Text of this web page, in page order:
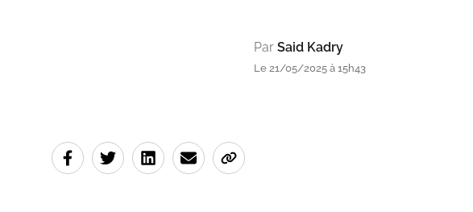
Par Said Kadry
Le 21/05/2025 à 15h43